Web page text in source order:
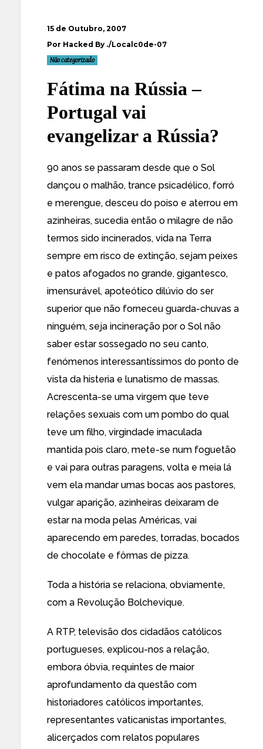
15 de Outubro, 2007
Por Hacked By ./Localc0de-07
Não categorizado
Fátima na Rússia –
Portugal vai
evangelizar a Rússia?
90 anos se passaram desde que o Sol
dançou o malhão, trance psicadélico, forró
e merengue, desceu do poiso e aterrou em
azinheiras, sucedia então o milagre de não
termos sido incinerados, vida na Terra
sempre em risco de extinção, sejam peixes
e patos afogados no grande, gigantesco,
imensurável, apoteótico dilúvio do ser
superior que não forneceu guarda-chuvas a
ninguém, seja incineração por o Sol não
saber estar sossegado no seu canto,
fenómenos interessantíssimos do ponto de
vista da histeria e lunatismo de massas.
Acrescenta-se uma virgem que teve
relações sexuais com um pombo do qual
teve um filho, virgindade imaculada
mantida pois claro, mete-se num foguetão
e vai para outras paragens, volta e meia lá
vem ela mandar umas bocas aos pastores,
vulgar aparição, azinheiras deixaram de
estar na moda pelas Américas, vai
aparecendo em paredes, torradas, bocados
de chocolate e fôrmas de pizza.
Toda a história se relaciona, obviamente,
com a Revolução Bolchevique.
A RTP, televisão dos cidadãos católicos
portugueses, explicou-nos a relação,
embora óbvia, requintes de maior
aprofundamento da questão com
historiadores católicos importantes,
representantes vaticanistas importantes,
alicerçados com relatos populares